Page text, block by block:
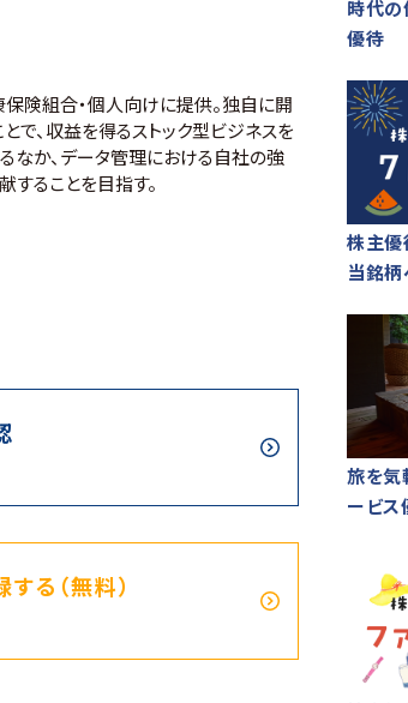
保険組合・個人向けに提供。独自に開
とで、収益を得るストック型ビジネスを
なか、データ管理における自社の強
することを目指す。
る（無料）
時代
優待
株主優
当銘柄
旅を
ービス